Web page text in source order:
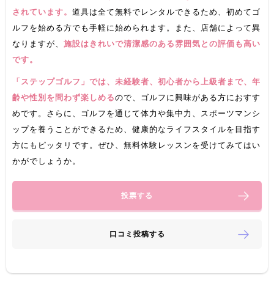
されています。 道具は全て無料でレンタルできるため、初めてゴ
ルフを始める方でも手軽に始められます。また、店舗によって異
なりますが、 施設はきれいで清潔感のある雰囲気との評価も高い
です。
「ステップゴルフ」では、未経験者、初心者から上級者まで、年
齢や性別を問わず楽しめるので、ゴルフに興味がある方におすす
めです。さらに、ゴルフを通じて体力や集中力、スポーツマンシ
ップを養うことができるため、健康的なライフスタイルを目指す
方にもピッタリです。ぜひ、無料体験レッスンを受けてみてはい
かがでしょうか。
投票する
口コミ投稿する